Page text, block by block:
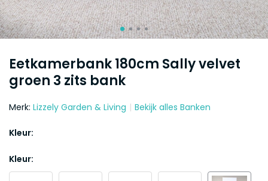
Eetkamerbank 180cm Sally velvet
groen 3 zits bank
Merk: Lizzely Garden & Living Bekijk alles Banken
Kleur:
Kleur: